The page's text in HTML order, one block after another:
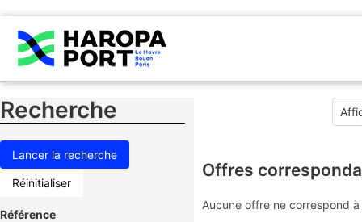
Recherche
Réinitialiser
Référence
Offres
Aucune offre ne correspond